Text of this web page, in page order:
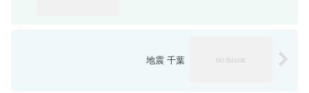
地震 千葉